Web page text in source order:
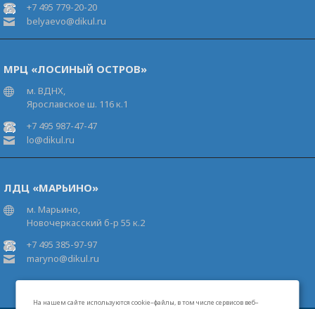
На нашем сайте используются cookie–файлы, в том числе сервисов веб–
+7 495 779-20-20
belyaevo@dikul.ru
МРЦ «ЛОСИНЫЙ ОСТРОВ»
м. ВДНХ,
Ярославское ш. 116 к.1
+7 495 987-47-47
lo@dikul.ru
ЛДЦ «МАРЬИНО»
м. Марьино,
Новочеркасский б-р 55 к.2
+7 495 385-97-97
maryno@dikul.ru